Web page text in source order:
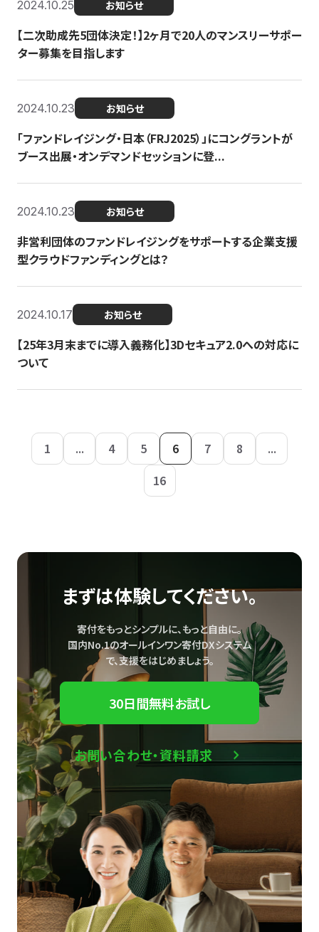
2024.10.25 お知らせ
【二次助成先5団体決定！】2ヶ月で20人のマンスリーサポー
ター募集を目指します
2024.10.23 お知らせ
「ファンドレイジング・日本（FRJ2025）」にコングラントが
ブース出展・オンデマンドセッションに登...
2024.10.23 お知らせ
非営利団体のファンドレイジングをサポートする企業支援
型クラウドファンディングとは？
2024.10.17 お知らせ
【25年3月末までに導入義務化】3Dセキュア2.0への対応に
ついて
1 ... 4 5 6 7 8
...
16
まずは体験してください。
寄付をもっとシンプルに、もっと自由に。
国内No.1のオールインワン寄付DXシステム
で、支援をはじめましょう。
30日間無料お試し
お問い合わせ・資料請求